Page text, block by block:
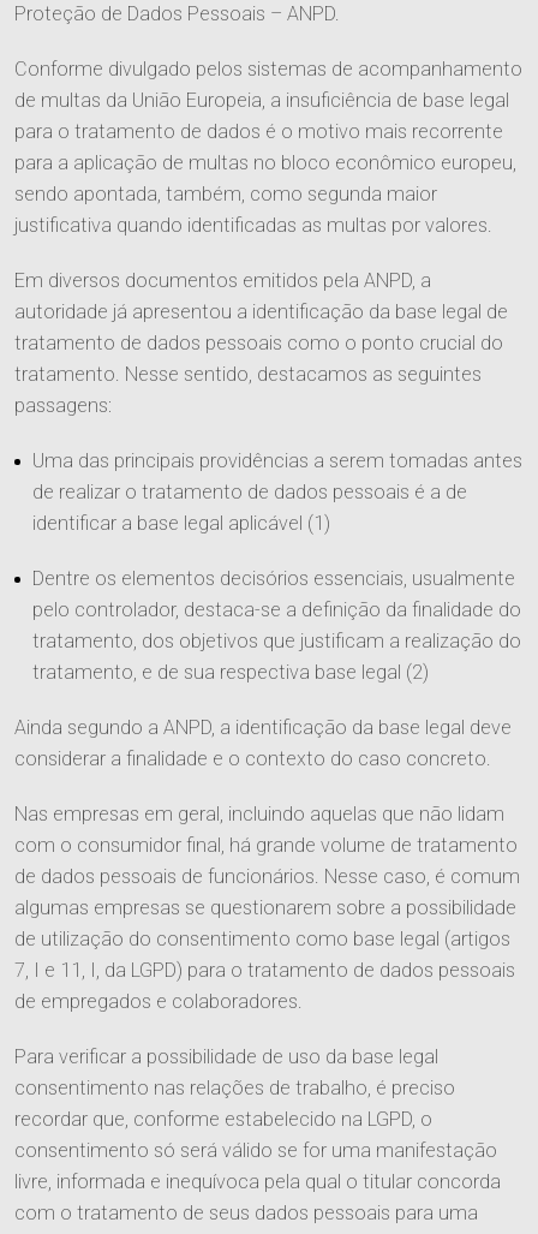
O Escritório
Quem Somos
Responsabilidade Social
Áreas de Atuação
Tributário
Cível
Trabalhista
Agronegócio
Família e Sucessões
Digital
Societário e M&A
Publicações
Imprensa
Informativos
Ver Todos
Contato
Entre em Contato
Trabalhe Conosco
Proteção de Dados Pessoais – ANPD.
Conforme divulgado pelos sistemas de acompanhamento
de multas da União Europeia, a insuficiência de base legal
para o tratamento de dados é o motivo mais recorrente
para a aplicação de multas no bloco econômico europeu,
sendo apontada, também, como segunda maior
justificativa quando identificadas as multas por valores.
Em diversos documentos emitidos pela ANPD, a
autoridade já apresentou a identificação da base legal de
tratamento de dados pessoais como o ponto crucial do
tratamento. Nesse sentido, destacamos as seguintes
passagens:
Uma das principais providências a serem tomadas antes
de realizar o tratamento de dados pessoais é a de
identificar a base legal aplicável (1)
Dentre os elementos decisórios essenciais, usualmente
pelo controlador, destaca-se a definição da finalidade do
tratamento, dos objetivos que justificam a realização do
tratamento, e de sua respectiva base legal (2)
Ainda segundo a ANPD, a identificação da base legal deve
considerar a finalidade e o contexto do caso concreto.
Nas empresas em geral, incluindo aquelas que não lidam
com o consumidor final, há grande volume de tratamento
de dados pessoais de funcionários. Nesse caso, é comum
algumas empresas se questionarem sobre a possibilidade
de utilização do consentimento como base legal (artigos
7, I e 11, I, da LGPD) para o tratamento de dados pessoais
de empregados e colaboradores.
Para verificar a possibilidade de uso da base legal
consentimento nas relações de trabalho, é preciso
recordar que, conforme estabelecido na LGPD, o
consentimento só será válido se for uma manifestação
livre, informada e inequívoca pela qual o titular concorda
com o tratamento de seus dados pessoais para uma